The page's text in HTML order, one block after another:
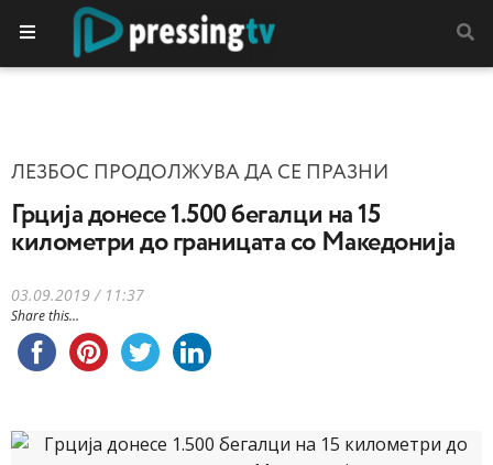
ЛЕЗБОС ПРОДОЛЖУВА ДА СЕ ПРАЗНИ
Грција донесе 1.500 бегалци на 15
километри до границата со Македонија
03.09.2019 / 11:37
Share this...